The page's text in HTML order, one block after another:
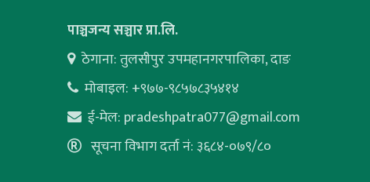
पाञ्चजन्य सञ्चार प्रा.लि.
ठेगाना: तुलसीपुर उपमहानगरपालिका, दाङ
मोबाइल: +९७७-९८५७८३५४१४
ई-मेल: pradeshpatra077@gmail.com
सूचना विभाग दर्ता नं: ३६८४-०७९/८०